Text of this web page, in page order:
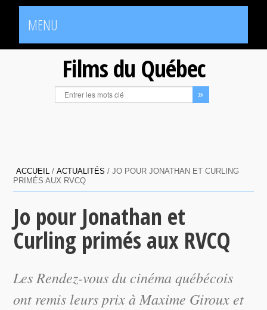
MENU
Films du Québec
ACCUEIL /ACTUALITÉS /JO POUR JONATHAN ET CURLING
PRIMÉS AUX RVCQ
Jo pour Jonathan et
Curling primés aux RVCQ
Les Rendez-vous du cinéma québécois
ont remis leurs prix à Maxime Giroux et